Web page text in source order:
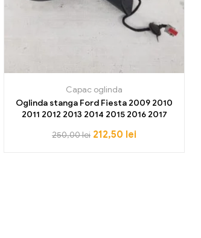
Capac oglinda
Oglinda stanga Ford Fiesta 2009 2010
2011 2012 2013 2014 2015 2016 2017
250,00lei 212,50 lei